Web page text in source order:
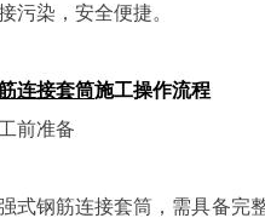
污染，安全便捷。
连接套筒施工操作流程
前准备
式钢筋连接套筒，需具备完